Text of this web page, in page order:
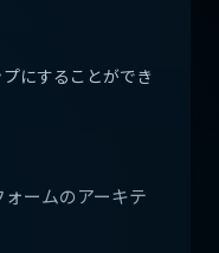
にすることができ
ームのアーキテ